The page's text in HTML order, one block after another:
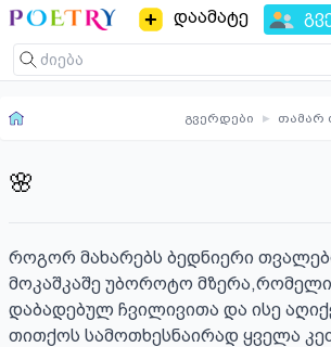
დაამატე
გვერდები ▸ თამარ
🌸
როგორ მახარებს ბედნიერი
მოკაშკაშე უბოროტო
დაბადებულ ჩვილივითა და ისე
თითქოს სამოთხესნაირად ყველა